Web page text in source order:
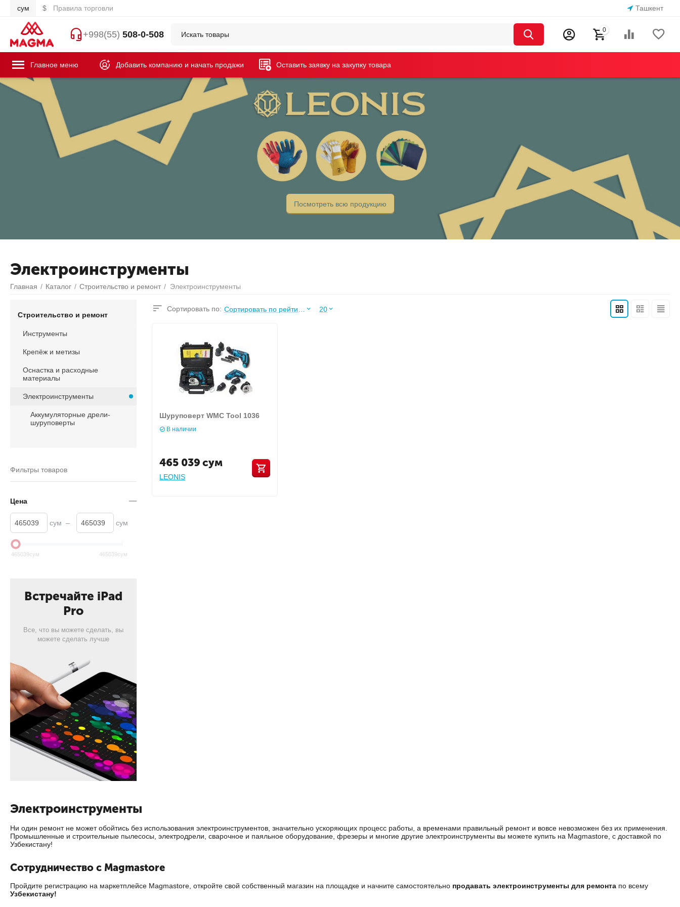
сум $ Правила торговли Ташкент
+998(55) 508-0-508 0
Главное меню Добавить компанию и начать продажи Оставить заявку на закупку товара
Посмотреть всю продукцию
Электроинструменты
Главная / Каталог / Строительство и ремонт / Электроинструменты
Сортировать по: 20
Шуруповерт WMC Tool 1036
В наличии
465 039 сум
LEONIS
Строительство и ремонт
Инструменты
Крепёж и метизы
Оснастка и расходные
материалы
Электроинструменты
Аккумуляторные дрели-
шуруповерты
Фильтры товаров
Цена
сум – сум
465039сум 465039сум
Встречайте iPad
Pro
Все, что вы можете сделать, вы
можете сделать лучше
Электроинструменты
Ни один ремонт не может обойтись без использования электроинструментов, значительно ускоряющих процесс работы, а временами правильный ремонт и вовсе невозможен без их применения.
Промышленные и строительные пылесосы, электродрели, сварочное и паяльное оборудование, фрезеры и многие другие электроинструменты вы можете купить на Magmastore, с доставкой по
Узбекистану!
Сотрудничество с Magmastore
Пройдите регистрацию на маркетплейсе Magmastore, откройте свой собственный магазин на площадке и начните самостоятельно продавать электроинструменты для ремонта по всему
Узбекистану!